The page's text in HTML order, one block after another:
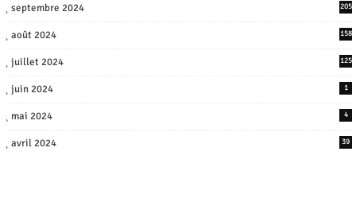
septembre 2024 205
août 2024 158
juillet 2024 125
juin 2024 1
mai 2024 4
avril 2024 39